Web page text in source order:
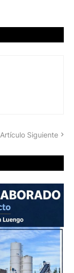
Artículo Siguiente